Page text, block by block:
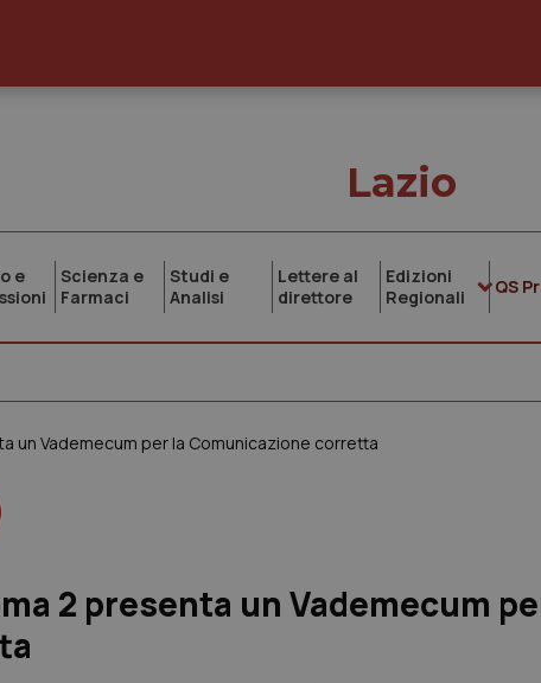
Lazio
e
Scienza e
Farmaci
Studi e
Analisi
Lettere al
direttore
Edizioni
Regionali
QS
un Vademecum per la Comunicazione corretta
2 presenta un Vademecum